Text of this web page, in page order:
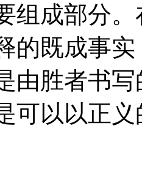
组成部分
的既成事
由胜者书
可以以正